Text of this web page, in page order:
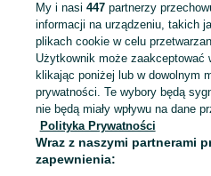
KATEGORIA
Mapa kategorii
Mapa miejscowości
Mapa ministron
Popularne wyszukiwania
My i nasi 447partnerzy
informacji na urządzeniu, takich
plikach cookie w celu
Użytkownik może zaakceptować
klikając poniżej lub w dowolnym
prywatności. Te wybory będą
nie będą miały wpływu na dane
Polityka Prywatności
Wraz z naszymi partnerami
zapewnienia: